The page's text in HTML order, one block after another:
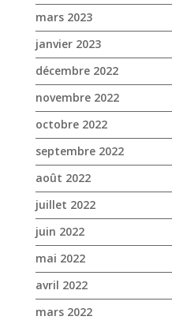
mars 2023
janvier 2023
décembre 2022
novembre 2022
octobre 2022
septembre 2022
août 2022
juillet 2022
juin 2022
mai 2022
avril 2022
mars 2022